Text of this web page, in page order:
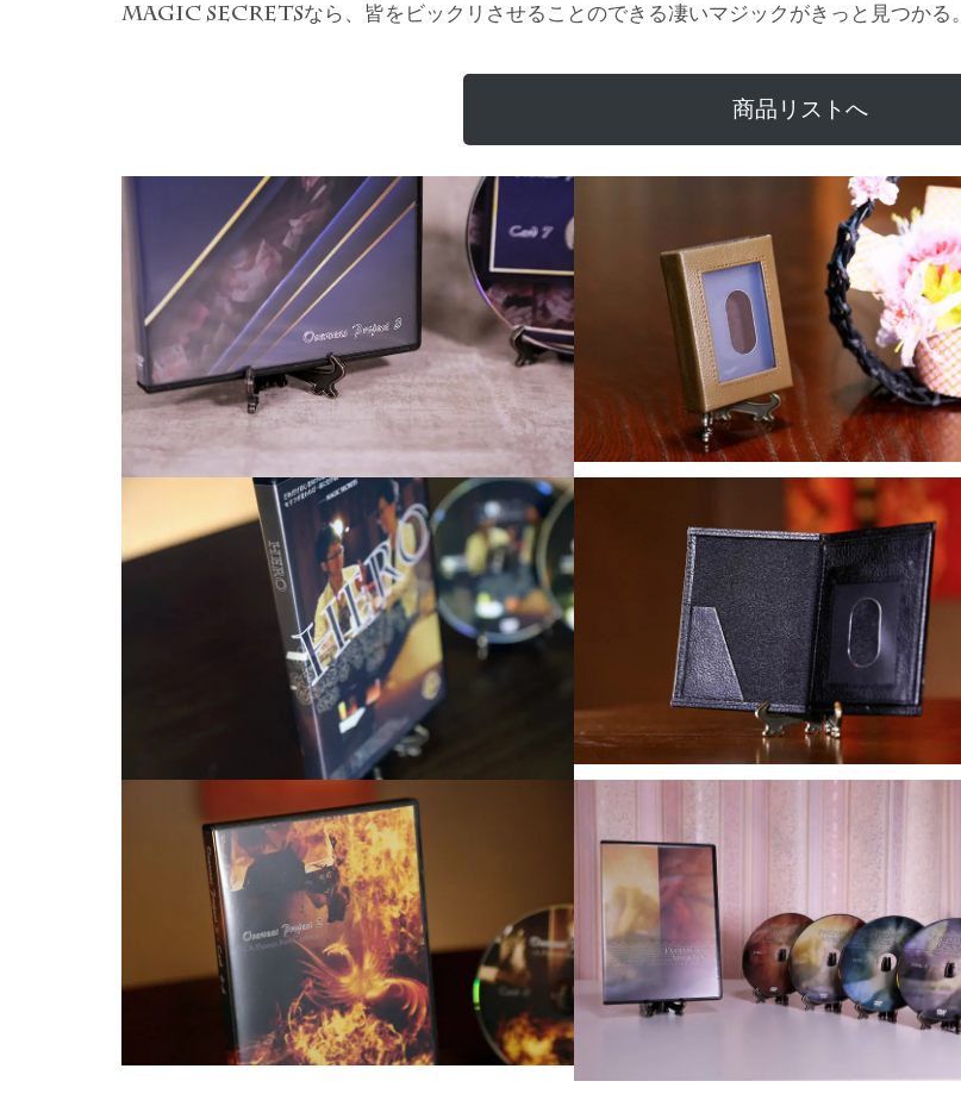
MAGIC SECRETSなら、皆をビックリさせることのできる凄いマジックがきっと見つかる。
商品リストへ